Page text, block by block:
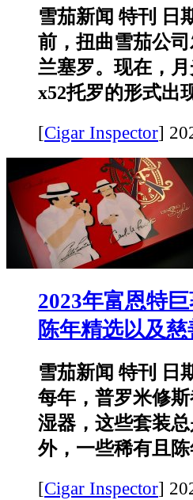
雪茄新闻 特刊 日
前，扭曲雪茄公
兰塞罗。现在，
x52托罗的形式出
[Cigar Inspector]
2023年富恩特
陈年精选以及
雪茄新闻 特刊 日
每年，普罗米修
湿器，这些套装
外，一些稀有且
[Cigar Inspector]